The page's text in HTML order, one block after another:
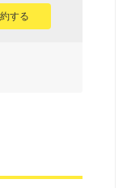
する